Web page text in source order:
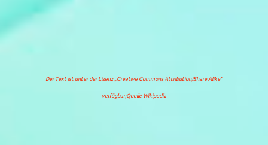
Der Text ist unter der Lizenz „Creative Commons Attribution/Share Alike“
verfügbar;Quelle Wikipedia